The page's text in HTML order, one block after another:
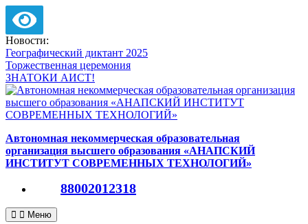
Перейти
к
содержимому
Новости:
Географический диктант 2025
Торжественная церемония
ЗНАТОКИ АИСТ!
Автономная некоммерческая образовательная
организация высшего образования «АНАПСКИЙ
ИНСТИТУТ СОВРЕМЕННЫХ ТЕХНОЛОГИЙ»
88002012318
Меню